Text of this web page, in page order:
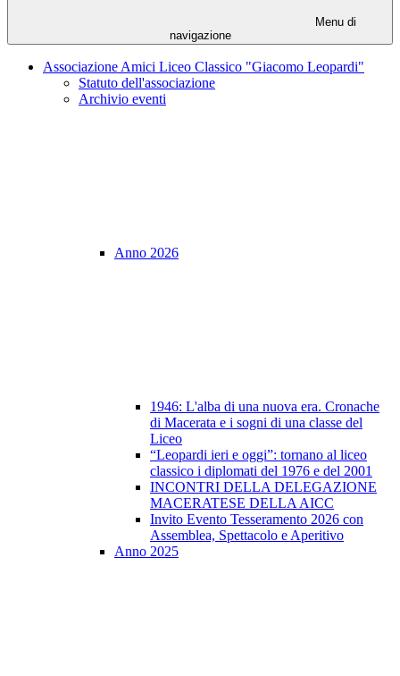
Menu di
navigazione
Associazione Amici Liceo Classico "Giacomo Leopardi"
Statuto dell'associazione
Archivio eventi
Anno 2026
1946: L'alba di una nuova era. Cronache
di Macerata e i sogni di una classe del
Liceo
“Leopardi ieri e oggi”: tornano al liceo
classico i diplomati del 1976 e del 2001
INCONTRI DELLA DELEGAZIONE
MACERATESE DELLA AICC
Invito Evento Tesseramento 2026 con
Assemblea, Spettacolo e Aperitivo
Anno 2025